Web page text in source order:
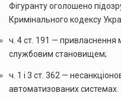
Фігуранту оголошено
Кримінального кодексу
ч. 4 ст. 191 —
службовим становищем;
ч. 1 і 3 ст. 362 —
автоматизованих системах.